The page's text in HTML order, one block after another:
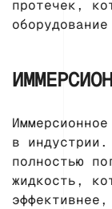
протечек,
оборудование
в
полностью
жидкость,